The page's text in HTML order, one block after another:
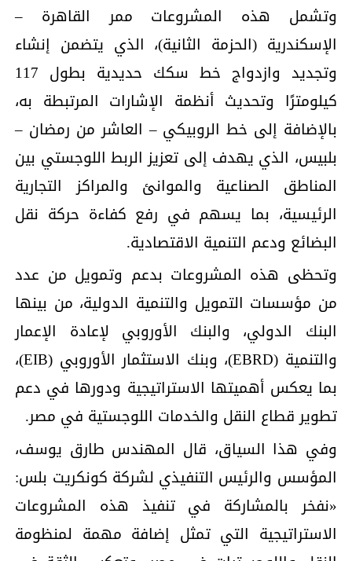
وتشمل هذه المشروعات ممر القاهرة –
الإسكندرية (الحزمة الثانية)، الذي يتضمن إنشاء
وتجديد وازدواج خط سكك حديدية بطول 117
كيلومترًا وتحديث أنظمة الإشارات المرتبطة به،
بالإضافة إلى خط الروبيكي – العاشر من رمضان –
بلبيس، الذي يهدف إلى تعزيز الربط اللوجستي بين
المناطق الصناعية والموانئ والمراكز التجارية
الرئيسية، بما يسهم في رفع كفاءة حركة نقل
البضائع ودعم التنمية الاقتصادية.
وتحظى هذه المشروعات بدعم وتمويل من عدد
من مؤسسات التمويل والتنمية الدولية، من بينها
البنك الدولي، والبنك الأوروبي لإعادة الإعمار
والتنمية (EBRD)، وبنك الاستثمار الأوروبي (EIB)،
بما يعكس أهميتها الاستراتيجية ودورها في دعم
تطوير قطاع النقل والخدمات اللوجستية في مصر.
وفي هذا السياق، قال المهندس طارق يوسف،
المؤسس والرئيس التنفيذي لشركة كونكريت بلس:
«نفخر بالمشاركة في تنفيذ هذه المشروعات
الاستراتيجية التي تمثل إضافة مهمة لمنظومة